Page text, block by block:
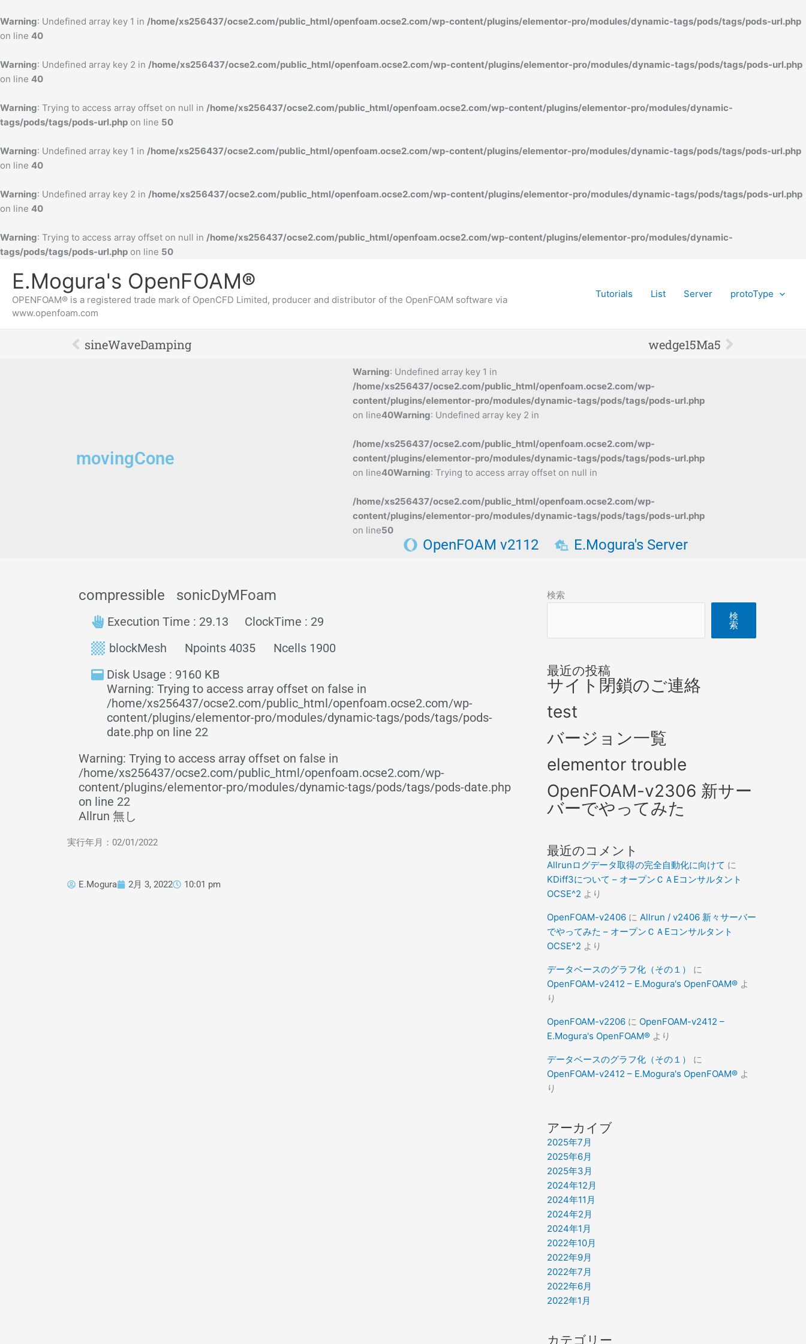
Warning: Undefined array key 1 in /home/xs256437/ocse2.com/public_html/openfoam.ocse2.com/wp-content/plugins/elementor-pro/modules/dynamic-tags/pods/tags/pods-url.php
on line 40
Warning: Undefined array key 2 in /home/xs256437/ocse2.com/public_html/openfoam.ocse2.com/wp-content/plugins/elementor-pro/modules/dynamic-tags/pods/tags/pods-url.php
on line 40
Warning: Trying to access array offset on null in /home/xs256437/ocse2.com/public_html/openfoam.ocse2.com/wp-content/plugins/elementor-pro/modules/dynamic-
tags/pods/tags/pods-url.php on line 50
Warning: Undefined array key 1 in /home/xs256437/ocse2.com/public_html/openfoam.ocse2.com/wp-content/plugins/elementor-pro/modules/dynamic-tags/pods/tags/pods-url.php
on line 40
Warning: Undefined array key 2 in /home/xs256437/ocse2.com/public_html/openfoam.ocse2.com/wp-content/plugins/elementor-pro/modules/dynamic-tags/pods/tags/pods-url.php
on line 40
Warning: Trying to access array offset on null in /home/xs256437/ocse2.com/public_html/openfoam.ocse2.com/wp-content/plugins/elementor-pro/modules/dynamic-
tags/pods/tags/pods-url.php on line 50
容
を
キ
ッ
E.Mogura's OpenFOAM®
OPENFOAM® is a registered trade mark of OpenCFD Limited, producer and distributor of the OpenFOAM software via
www.openfoam.com
Tutorials List Server protoType
Prev
sineWaveDamping wedge15Ma5 Next
movingCone
Warning: Undefined array key 1 in
/home/xs256437/ocse2.com/public_html/openfoam.ocse2.com/wp-
content/plugins/elementor-pro/modules/dynamic-tags/pods/tags/pods-url.php
on line40Warning: Undefined array key 2 in
/home/xs256437/ocse2.com/public_html/openfoam.ocse2.com/wp-
content/plugins/elementor-pro/modules/dynamic-tags/pods/tags/pods-url.php
on line40Warning: Trying to access array offset on null in
/home/xs256437/ocse2.com/public_html/openfoam.ocse2.com/wp-
content/plugins/elementor-pro/modules/dynamic-tags/pods/tags/pods-url.php
on line50
OpenFOAM v2112 E.Mogura's Server
compressible sonicDyMFoam
Execution Time : 29.13
ClockTime : 29
blockMesh
Npoints 4035
Ncells 1900
Disk Usage : 9160 KB
Warning: Trying to access array offset on false in
/home/xs256437/ocse2.com/public_html/openfoam.ocse2.com/wp-
content/plugins/elementor-pro/modules/dynamic-tags/pods/tags/pods-
date.php on line 22
Warning: Trying to access array offset on false in
/home/xs256437/ocse2.com/public_html/openfoam.ocse2.com/wp-
content/plugins/elementor-pro/modules/dynamic-tags/pods/tags/pods-date.php
on line 22
Allrun 無し
実行年月：02/01/2022
E.Mogura 2月 3, 2022 10:01 pm
検索
検
索
最近の投稿
サイト閉鎖のご連絡
test
バージョン一覧
elementor trouble
OpenFOAM-v2306 新サー
バーでやってみた
最近のコメント
Allrunログデータ取得の完全自動化に向けて に
KDiff3について – オープンＣＡEコンサルタント
OCSE^2 より
OpenFOAM-v2406に Allrun / v2406 新々サーバー
でやってみた – オープンＣＡEコンサルタント
OCSE^2 より
データベースのグラフ化（その１）
に
OpenFOAM-v2412 – E.Mogura's OpenFOAM®よ
り
OpenFOAM-v2206に OpenFOAM-v2412 –
E.Mogura's OpenFOAM®より
データベースのグラフ化（その１）
に
OpenFOAM-v2412 – E.Mogura's OpenFOAM®よ
り
アーカイブ
2025年7月
2025年6月
2025年3月
2024年12月
2024年11月
2024年2月
2024年1月
2022年10月
2022年9月
2022年7月
2022年6月
2022年1月
カテゴリー